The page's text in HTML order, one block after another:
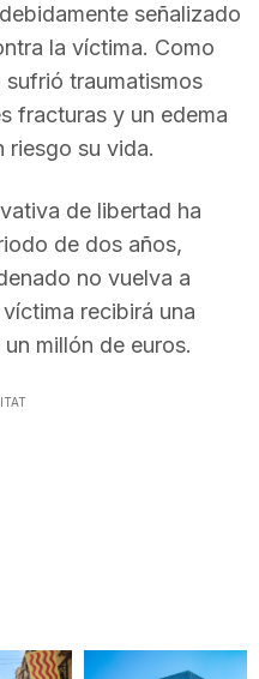
señalizado
la víctima. Como
traumatismos
fracturas y un edema
riesgo su vida.
de libertad ha
de dos años,
no vuelva a
recibirá una
millón de euros.